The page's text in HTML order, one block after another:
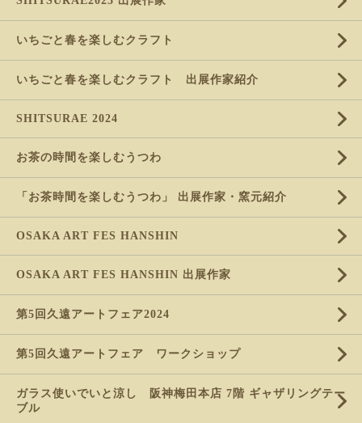
いちごと春を楽しむクラフト
いちごと春を楽しむクラフト 出展作家紹介
SHITSURAE 2024
お茶の時間を楽しむうつわ
「お茶時間を楽しむうつわ」 出展作家・窯元紹介
OSAKA ART FES HANSHIN
OSAKA ART FES HANSHIN 出展作家
第5回久遠アートフェア2024
第5回久遠アートフェア ワークショップ
ガラス使いでいと涼し 阪神梅田本店 7階 ギャザリングテー
ブル